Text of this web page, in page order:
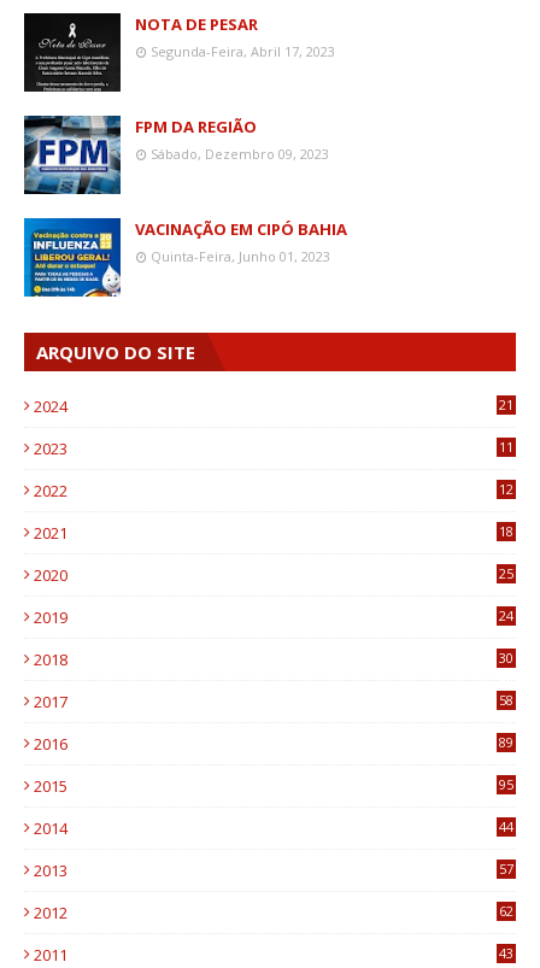
NOTA DE PESAR
Segunda-Feira, Abril 17, 2023
FPM DA REGIÃO
Sábado, Dezembro 09, 2023
VACINAÇÃO EM CIPÓ BAHIA
Quinta-Feira, Junho 01, 2023
ARQUIVO DO SITE
2024 21
2023
11
2022
12
2021
18
2020
25
2019
24
2018
30
2017
58
2016
89
2015
95
2014
44
2013
57
2012
62
2011
43